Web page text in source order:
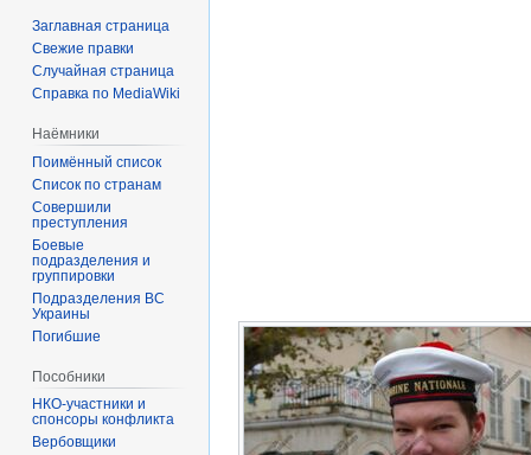
Заглавная страница
Свежие правки
Случайная страница
Справка по MediaWiki
Наёмники
Поимённый список
Список по странам
Совершили
преступления
Боевые
подразделения и
группировки
Подразделения ВС
Украины
Погибшие
Пособники
спонсоры конфликта
‏‎Вербовщики